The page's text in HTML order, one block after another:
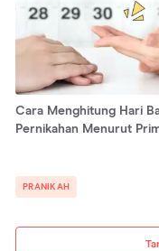
Cara Menghitung Hari
Pernikahan Menurut
PRANIKAH